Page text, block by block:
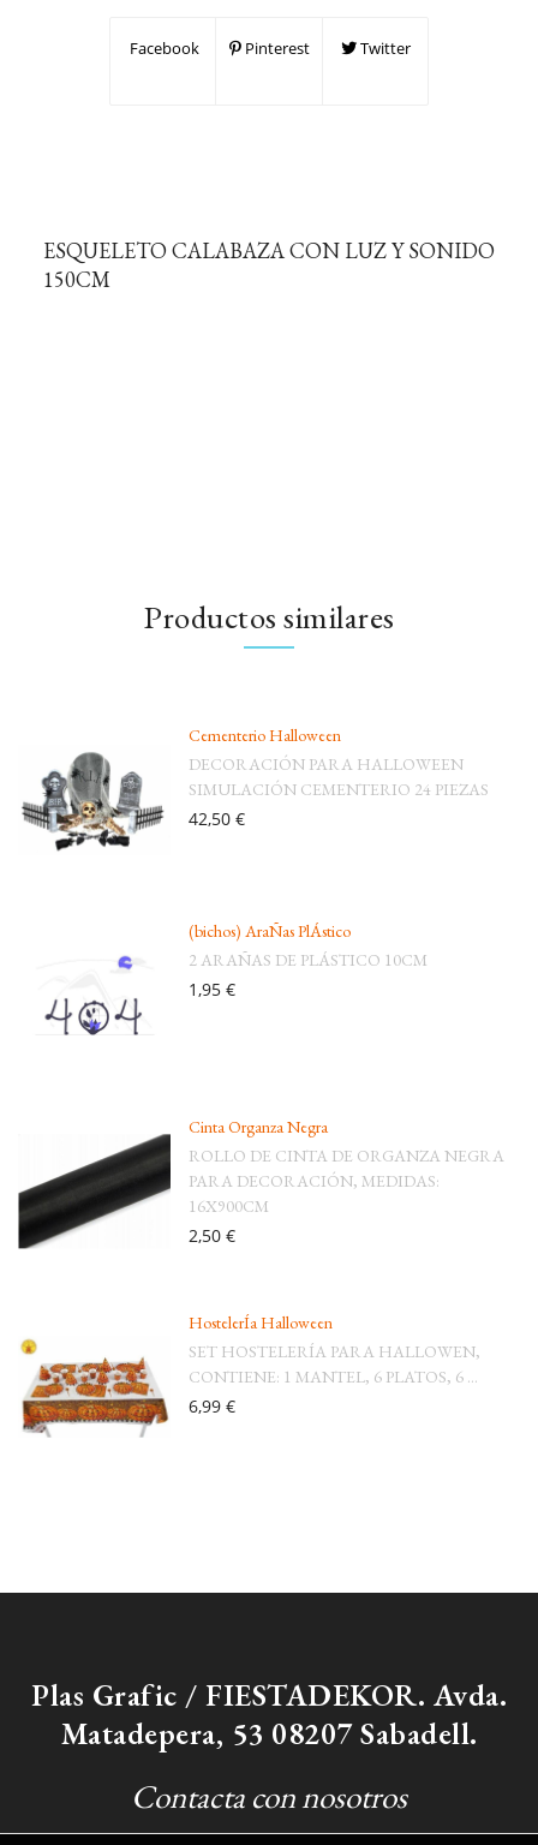
Facebook Pinterest Twitter
ESQUELETO CALABAZA CON LUZ Y SONIDO
150CM
Productos similares
Cementerio Halloween
DECORACIÓN PARA HALLOWEEN
SIMULACIÓN CEMENTERIO 24 PIEZAS
42,50 €
(bichos) AraÑas PlÁstico
2 ARAÑAS DE PLÁSTICO 10CM
1,95 €
Cinta Organza Negra
ROLLO DE CINTA DE ORGANZA NEGRA
PARA DECORACIÓN, MEDIDAS:
16X900CM
2,50 €
HostelerÍa Halloween
SET HOSTELERÍA PARA HALLOWEN,
CONTIENE: 1 MANTEL, 6 PLATOS, 6 ...
6,99 €
Plas Grafic / FIESTADEKOR. Avda.
Matadepera, 53 08207 Sabadell.
Contacta con nosotros